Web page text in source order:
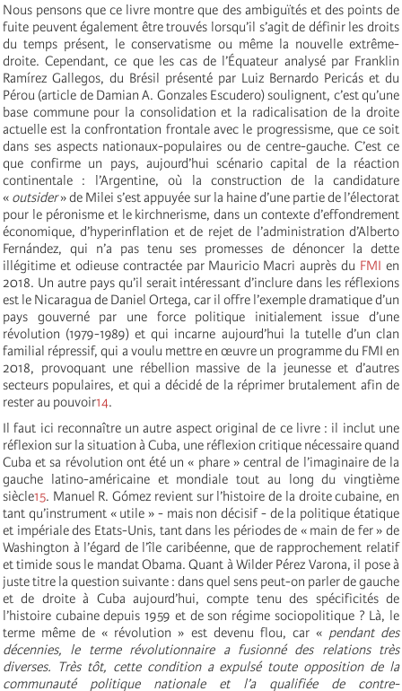
Nous pensons que ce livre montre que des ambiguïtés et des points de
fuite peuvent également être trouvés lorsqu’il s’agit de définir les droits
du temps présent, le conservatisme ou même la nouvelle extrême-
droite. Cependant, ce que les cas de l’Équateur analysé par Franklin
Ramírez Gallegos, du Brésil présenté par Luiz Bernardo Pericás et du
Pérou (article de Damian A. Gonzales Escudero) soulignent, c’est qu’une
base commune pour la consolidation et la radicalisation de la droite
actuelle est la confrontation frontale avec le progressisme, que ce soit
dans ses aspects nationaux-populaires ou de centre-gauche. C’est ce
que confirme un pays, aujourd’hui scénario capital de la réaction
continentale : l’Argentine, où la construction de la candidature
« outsider» de Milei s’est appuyée sur la haine d’une partie de l’électorat
pour le péronisme et le kirchnerisme, dans un contexte d’effondrement
économique, d’hyperinflation et de rejet de l’administration d’Alberto
Fernández, qui n’a pas tenu ses promesses de dénoncer la dette
illégitime et odieuse contractée par Mauricio Macri auprès du FMI en
2018. Un autre pays qu’il serait intéressant d’inclure dans les réflexions
est le Nicaragua de Daniel Ortega, car il offre l’exemple dramatique d’un
pays gouverné par une force politique initialement issue d’une
révolution (1979-1989) et qui incarne aujourd’hui la tutelle d’un clan
familial répressif, qui a voulu mettre en œuvre un programme du FMI en
2018, provoquant une rébellion massive de la jeunesse et d’autres
secteurs populaires, et qui a décidé de la réprimer brutalement afin de
rester au pouvoir14.
Il faut ici reconnaître un autre aspect original de ce livre : il inclut une
réflexion sur la situation à Cuba, une réflexion critique nécessaire quand
Cuba et sa révolution ont été un « phare » central de l’imaginaire de la
gauche latino-américaine et mondiale tout au long du vingtième
siècle15. Manuel R. Gómez revient sur l’histoire de la droite cubaine, en
tant qu’instrument « utile » - mais non décisif - de la politique étatique
et impériale des Etats-Unis, tant dans les périodes de « main de fer » de
Washington à l’égard de l’île caribéenne, que de rapprochement relatif
et timide sous le mandat Obama. Quant à Wilder Pérez Varona, il pose à
juste titre la question suivante : dans quel sens peut-on parler de gauche
et de droite à Cuba aujourd’hui, compte tenu des spécificités de
l’histoire cubaine depuis 1959 et de son régime sociopolitique ? Là, le
terme même de « révolution » est devenu flou, car « pendant des
décennies, le terme révolutionnaire a fusionné des relations très
diverses. Très tôt, cette condition a expulsé toute opposition de la
communauté politique nationale et l’a qualifiée de contre-